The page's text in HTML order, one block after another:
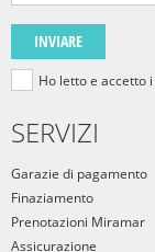
INVIARE
Ho letto e accetto i
SERVIZI
Garazie di pagamento
Finaziamento
Prenotazioni Miramar
Assicurazione